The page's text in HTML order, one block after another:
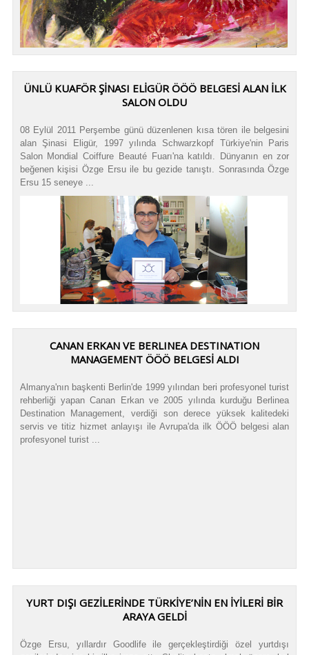
ÜNLÜ KUAFÖR ŞİNASI ELİGÜR ÖÖÖ BELGESİ ALAN İLK
SALON OLDU
08 Eylül 2011 Perşembe günü düzenlenen kısa tören ile belgesini
alan Şinasi Eligür, 1997 yılında Schwarzkopf Türkiye'nin Paris
Salon Mondial Coiffure Beauté Fuarı'na katıldı. Dünyanın en zor
beğenen kişisi Özge Ersu ile bu gezide tanıştı. Sonrasında Özge
Ersu 15 seneye ...
CANAN ERKAN VE BERLINEA DESTINATION
MANAGEMENT ÖÖÖ BELGESİ ALDI
Almanya'nın başkenti Berlin'de 1999 yılından beri profesyonel turist
rehberliği yapan Canan Erkan ve 2005 yılında kurduğu Berlinea
Destination Management, verdiği son derece yüksek kalitedeki
servis ve titiz hizmet anlayışı ile Avrupa'da ilk ÖÖÖ belgesi alan
profesyonel turist ...
YURT DIŞI GEZİLERİNDE TÜRKİYE’NİN EN İYİLERİ BİR
ARAYA GELDİ
Özge Ersu, yıllardır Goodlife ile gerçekleştirdiği özel yurtdışı